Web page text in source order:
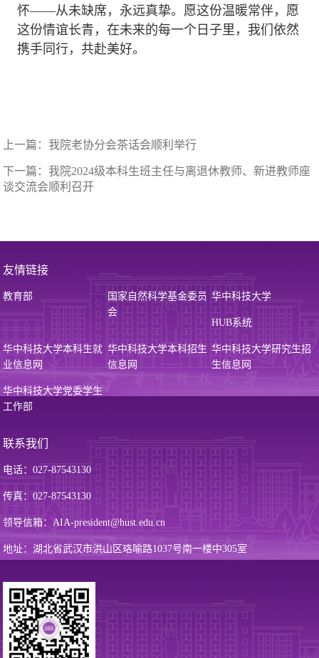
怀——从未缺席，永远真挚。愿这份温暖常伴，愿
这份情谊长青，在未来的每一个日子里，我们依然
携手同行，共赴美好。
上一篇：我院老协分会茶话会顺利举行
下一篇：我院2024级本科生班主任与离退休教师、新进教师座
谈交流会顺利召开
友情链接
教育部
国家自然科学基金委员
会
华中科技大学
HUB系统
华中科技大学本科生就
业信息网
华中科技大学本科招生
信息网
华中科技大学研究生招
生信息网
华中科技大学党委学生
工作部
联系我们
电话：027-87543130
传真：027-87543130
领导信箱：AIA-president@hust.edu.cn
地址：湖北省武汉市洪山区珞喻路1037号南一楼中305室